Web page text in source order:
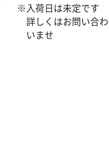
入荷日は未定です
詳しくはお問い合
いませ